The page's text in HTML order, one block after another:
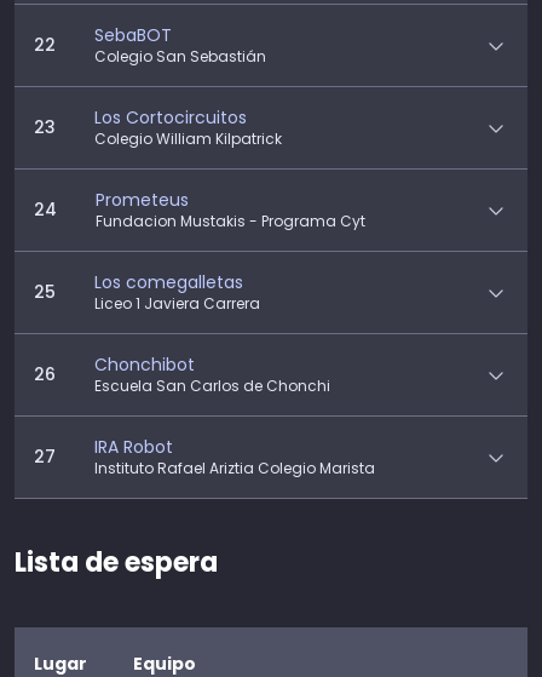
22 SebaBOT
Colegio San Sebastián
23 Los Cortocircuitos
Colegio William Kilpatrick
24 Prometeus
Fundacion Mustakis - Programa Cyt
25 Los comegalletas
Liceo 1 Javiera Carrera
26 Chonchibot
Escuela San Carlos de Chonchi
27 IRA Robot
Instituto Rafael Ariztia Colegio Marista
Lista de espera
Lugar Equipo